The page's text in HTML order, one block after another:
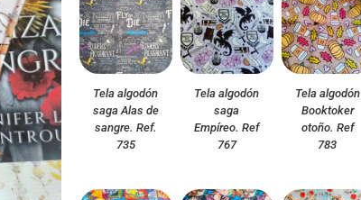
Tela algodón
saga Alas de
sangre. Ref.
735
Tela algodón
saga
Empíreo. Ref
767
Tela algodón
Booktoker
otoño. Ref
783